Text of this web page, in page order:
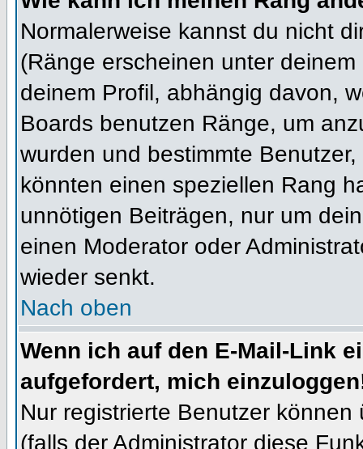
Normalerweise kannst du nicht
(Ränge erscheinen unter
deinem Profil, abhängig davon,
Boards benutzen Ränge, um
wurden und bestimmte
könnten einen speziellen Rang
unnötigen Beiträgen, nur um
einen Moderator oder
wieder senkt.
Nach oben
Wenn ich auf den E-Mail-Link
aufgefordert, mich
Nur registrierte Benutzer
(falls der Administrator diese